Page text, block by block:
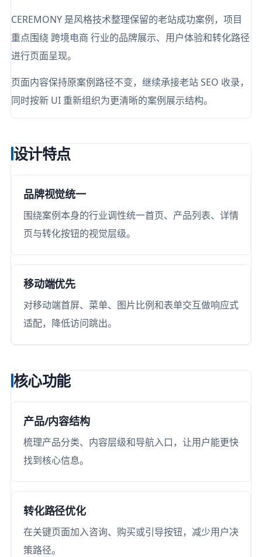
CEREMONY 是风格技术整理保留的老站成功案例，项目
重点围绕 跨境电商 行业的品牌展示、用户体验和转化路径
进行页面呈现。
页面内容保持原案例路径不变，继续承接老站 SEO 收录，
同时按新 UI 重新组织为更清晰的案例展示结构。
设计特点
品牌视觉统一
围绕案例本身的行业调性统一首页、产品列表、详情
页与转化按钮的视觉层级。
移动端优先
对移动端首屏、菜单、图片比例和表单交互做响应式
适配，降低访问跳出。
核心功能
产品/内容结构
梳理产品分类、内容层级和导航入口，让用户能更快
找到核心信息。
转化路径优化
在关键页面加入咨询、购买或引导按钮，减少用户决
策路径。